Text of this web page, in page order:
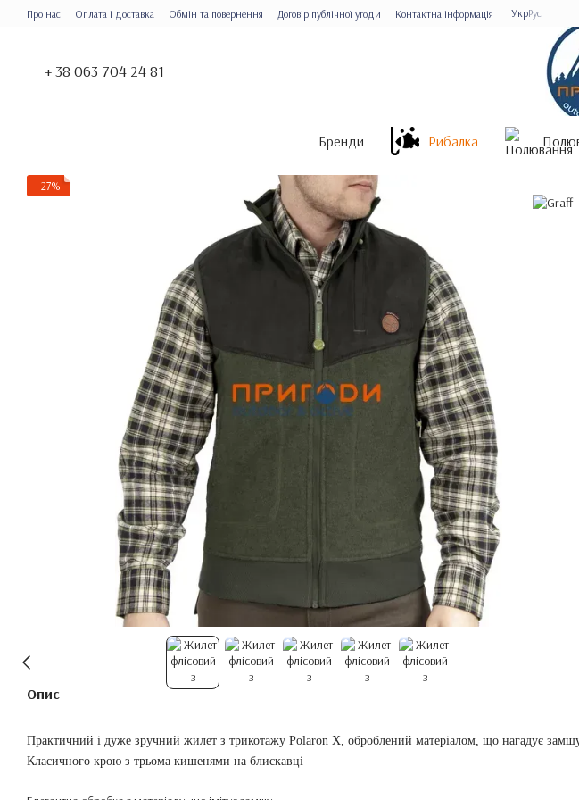
Перейти до основного контенту
Про нас Оплата і доставка Обмін та повернення Договір публічної угоди Контактна інформація УкрРус
+ 38 063 704 24 81
Бренди Рибалка
−27%
Опис
Практичний і дуже зручний жилет з трикотажу Polaron X, оброблений матеріалом, що нагадує
Класичного крою з трьома кишенями на блискавці